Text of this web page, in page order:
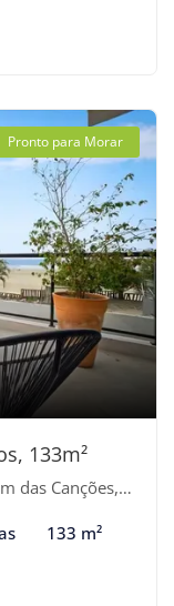
Pronto para Morar
133m²
Bertioga-SP
133 m²